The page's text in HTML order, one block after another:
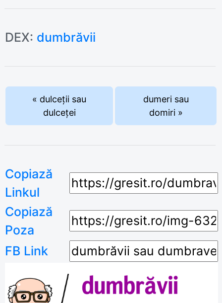
DEX: dumbrăvii
« dulceții sau
dulceței
dumeri sau
domiri »
Copiază
Linkul
Copiază
Poza
FB Link